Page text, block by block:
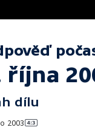
října
dílu
2003